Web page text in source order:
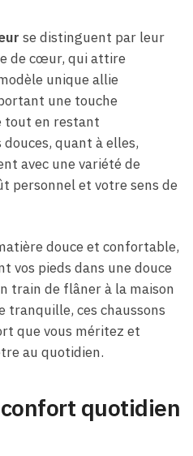
se distinguent par leur
de cœur, qui attire
unique allie
une touche
tout en restant
quant à elles,
avec une variété de
personnel et votre sens de
douce et confortable,
vos pieds dans une douce
train de flâner à la maison
tranquille, ces chaussons
que vous méritez et
au quotidien.
quotidien